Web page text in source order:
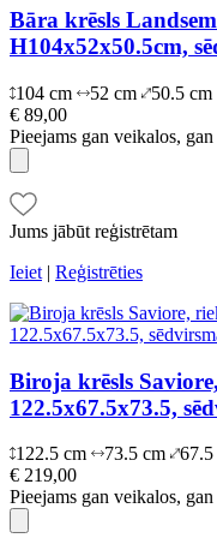
Bāra krēsls
H104x52x50.5cm,
104 cm 52 cm
50.5 cm
€ 89,00
Pieejams gan veikalos,
Jums jābūt reģistrētam
Ieiet | Reģistrēties
Biroja krēsls
122.5x67.5x73.5,
122.5 cm 73.5 cm
67.5
€ 219,00
Pieejams gan veikalos,